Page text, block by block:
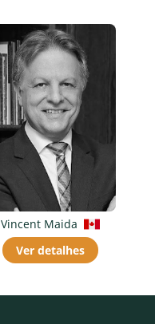
Vincent Maida
Ver detalhes